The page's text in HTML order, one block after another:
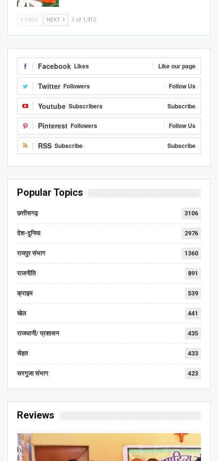
PREV NEXT 1 of 1,912
Facebook Likes Like our page
Twitter Followers Follow Us
Youtube Subscribers Subscribe
Pinterest Followers Follow Us
RSS Subscribe Subscribe
Popular Topics
छत्तीसगढ़ 3106
देश-दुनिया 2976
रायपुर संभाग 1360
राजनीति 891
क्राइम 539
खेल 441
राजधानी/ प्रशासन 435
सेहत 433
सरगुजा संभाग 423
Reviews